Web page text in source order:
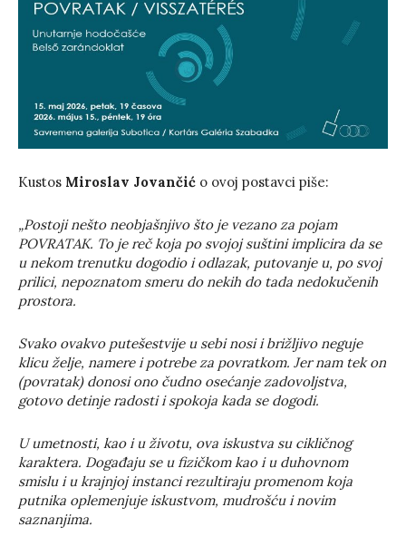
Kustos Miroslav Jovančić o ovoj postavci piše:
„Postoji nešto neobjašnjivo što je vezano za pojam
POVRATAK. To je reč koja po svojoj suštini implicira da se
u nekom trenutku dogodio i odlazak, putovanje u, po svoj
prilici, nepoznatom smeru do nekih do tada nedokučenih
prostora.
Svako ovakvo putešestvije u sebi nosi i brižljivo neguje
klicu želje, namere i potrebe za povratkom. Jer nam tek on
(povratak) donosi ono čudno osećanje zadovoljstva,
gotovo detinje radosti i spokoja kada se dogodi.
U umetnosti, kao i u životu, ova iskustva su cikličnog
karaktera. Događaju se u fizičkom kao i u duhovnom
smislu i u krajnjoj instanci rezultiraju promenom koja
putnika oplemenjuje iskustvom, mudrošću i novim
saznanjima.